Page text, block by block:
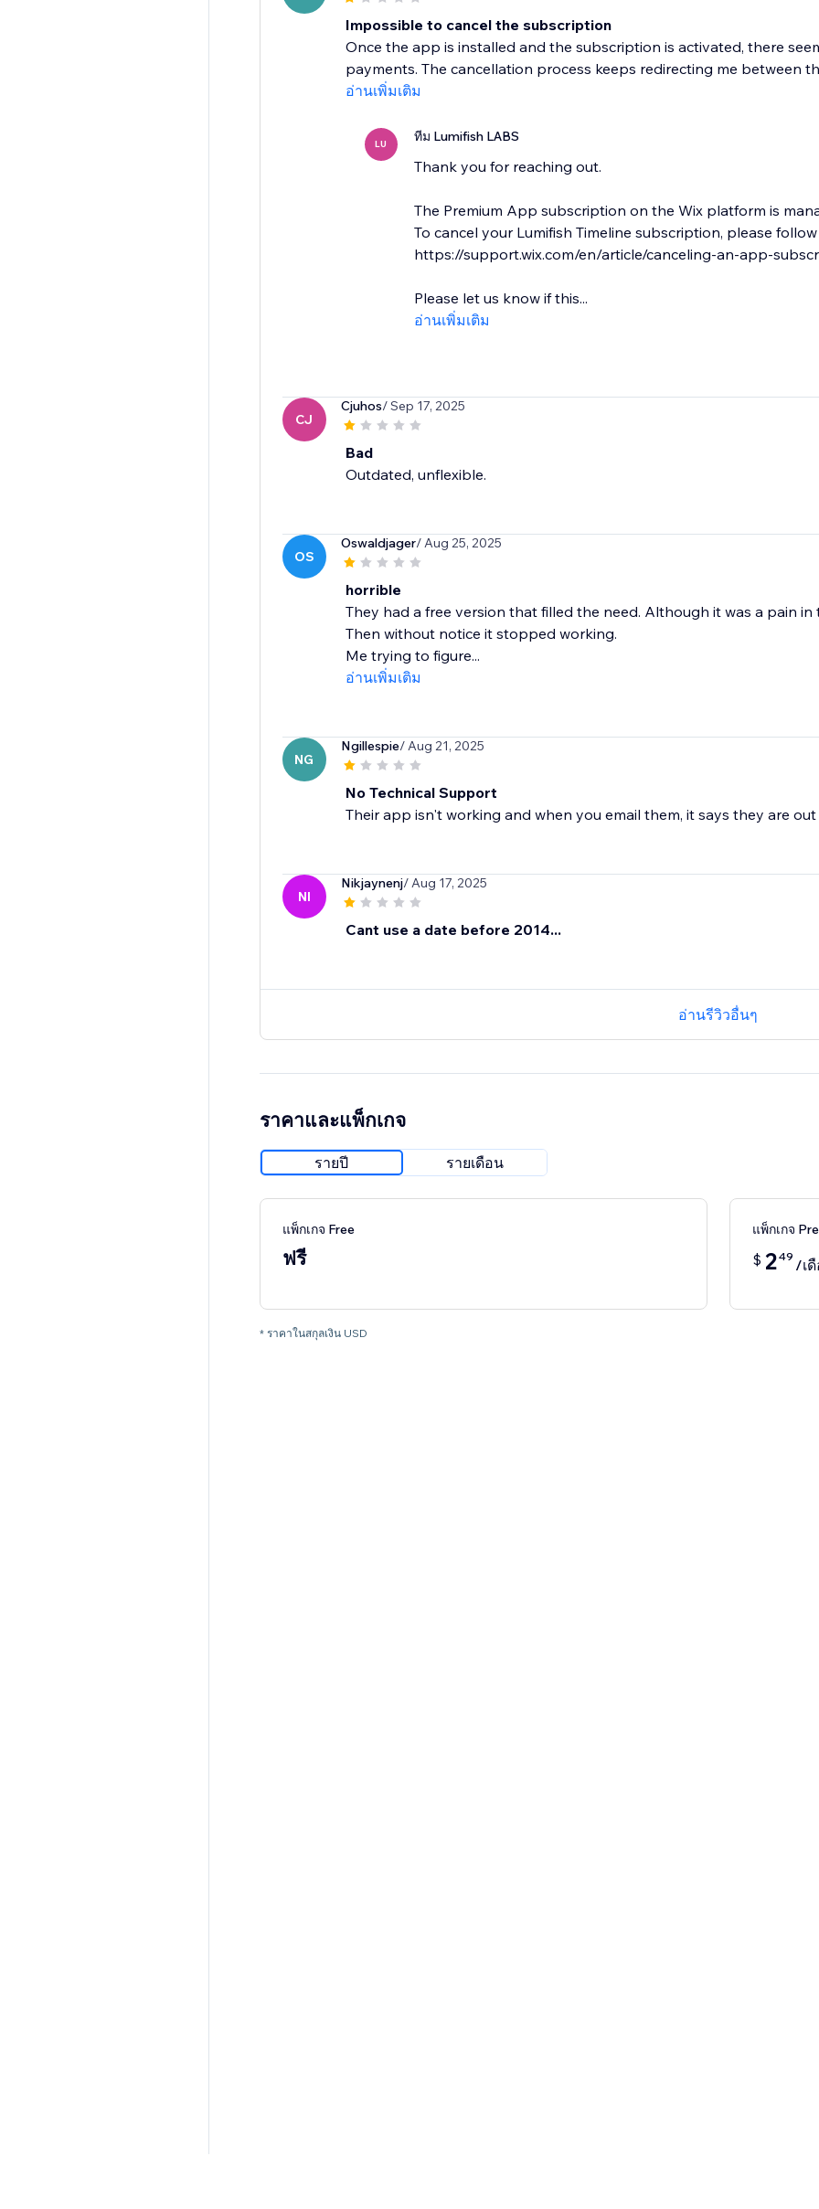
Impossible to cancel the subscription
Once the app is installed and the subscription is activated, there
payments. The cancellation process keeps redirecting me between
อ่านเพิ่มเติม
LU ทีม Lumifish LABS
Thank you for reaching out.
The Premium App subscription on the Wix platform is
To cancel your Lumifish Timeline subscription, please
https://support.wix.com/en/article/canceling-an-app-
Please let us know if this...
อ่านเพิ่มเติม
CJ
Cjuhos/ Sep 17, 2025
Bad
Outdated, unflexible.
OS
Oswaldjager/ Aug 25, 2025
horrible
They had a free version that filled the need. Although it was a pain
Then without notice it stopped working.
Me trying to figure...
อ่านเพิ่มเติม
NG
Ngillespie/ Aug 21, 2025
No Technical Support
Their app isn't working and when you email them, it says they are
NI
Nikjaynenj/ Aug 17, 2025
Cant use a date before 2014...
อ่านรีวิวอื่นๆ
ราคาและแพ็กเกจ
รายปี รายเดือน
แพ็กเกจ Free
ฟรี
แพ็กเกจ
$ 249 /เ
* ราคาในสกุลเงิน USD